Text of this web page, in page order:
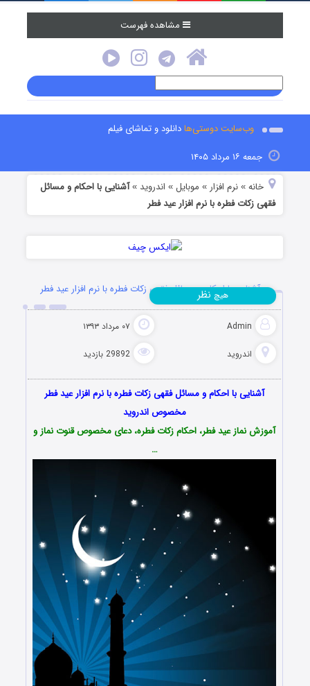
مشاهده فهرست
وب‌سایت دوستی‌هادانلود و تماشای فیلم
جمعه ۱۶ مرداد ۱۴۰۵
خانه »نرم افزار » موبایل » اندروید »آشنایی با احکام و مسائل
فقهی زکات فطره با نرم افزار عید فطر
آشنایی با احکام و مسائل فقهی زکات فطره با نرم افزار عید فطر
Admin ۰۷ مرداد ۱۳۹۳
اندروید 29892 بازدید
هیچ نظر
آشنایی با احکام و مسائل فقهی زکات فطره با نرم افزار عید فطر
مخصوص اندروید
آموزش نماز عید فطر، احکام زکات فطره، دعای مخصوص قنوت نماز و
…